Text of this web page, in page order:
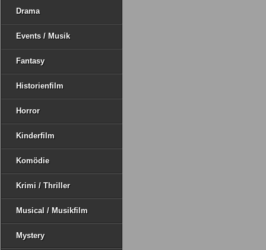
Drama
Events / Musik
Fantasy
Historienfilm
Horror
Kinderfilm
Komödie
Krimi / Thriller
Musical / Musikfilm
Mystery